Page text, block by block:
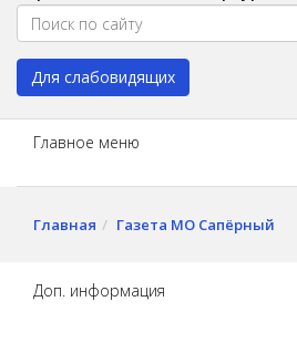
Для слабовидящих
Главное меню
Главная Газета МО Сапёрный
Доп. информация